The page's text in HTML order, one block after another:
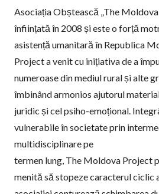
Asociația Obștească „The
înființată în 2008 și este o forță
asistență umanitară în Republica
Project a venit cu inițiativa de a
numeroase din mediul rural și alte
îmbinând armonios ajutorul
juridic și cel psiho-emoțional.
vulnerabile în societate prin
multidisciplinare pe
termen lung, The Moldova Project
menită să stopeze caracterul ciclic